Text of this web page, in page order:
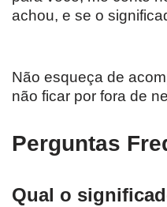
achou, e se o
Não esqueça de
não ficar por fora de
Perguntas
Qual o